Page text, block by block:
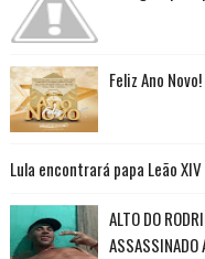
Feliz Ano Novo!
Lula encontrará papa Leão
ALTO DO
ASSASSINADO